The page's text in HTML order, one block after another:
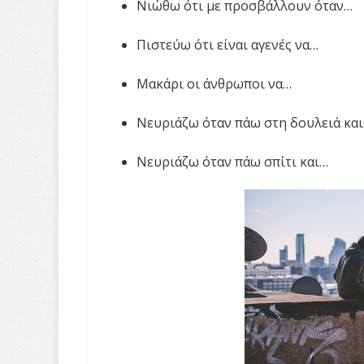
Νιώθω ότι με προσβάλλουν όταν…
Πιστεύω ότι είναι αγενές να…
Μακάρι οι άνθρωποι να…
Νευριάζω όταν πάω στη δουλειά
Νευριάζω όταν πάω σπίτι και…